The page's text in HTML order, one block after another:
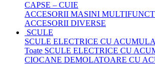
CAPSE – CUIE
ACCESORII MASINI
ACCESORII DIVERSE
SCULE
SCULE ELECTRICE CU
Toate SCULE ELECTRICE CU
CIOCANE DEMOLATOARE CU